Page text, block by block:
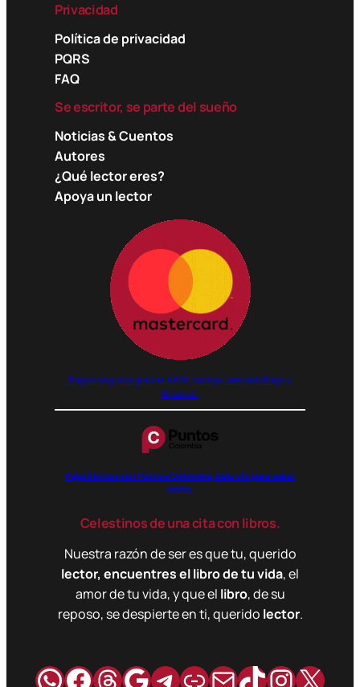
Privacidad
Política de privacidad
PQRS
FAQ
Se escritor, se parte del sueño
Noticias & Cuentos
Autores
¿Qué lector eres?
Apoya un lector
Pagos seguros gracias a PSE, Wompi, MercadoPago y
Binance.
Paga libritos con Puntos Colombia, dale clic para saber
cómo.
Celestinos de una cita con libros.
Nuestra razón de ser es que tu, querido
lector, encuentres el libro de tu vida, el
amor de tu vida, y que el libro, de su
reposo, se despierte en ti, querido lector.
WhatsApp
Facebook
Hilos
Google
Telegram
Enlace
Correo
TikTok
X